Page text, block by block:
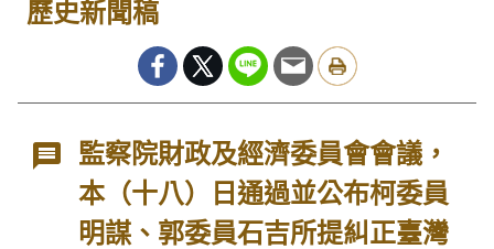
歷史新聞稿
監察院財政及經濟委員會會議，
本（十八）日通過並公布柯委員
明謀、郭委員石吉所提糾正臺灣